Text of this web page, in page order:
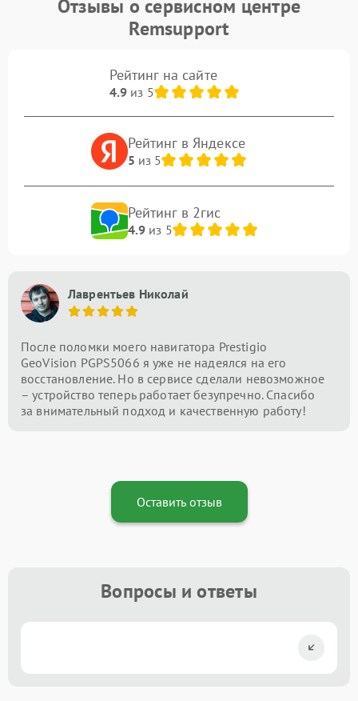
Отзывы о сервисном центре
Remsupport
Рейтинг на сайте
4.9из 5
Рейтинг в Яндексе
5 из 5
Рейтинг в 2гис
4.9из 5
Лаврентьев Николай
После поломки моего навигатора Prestigio
GeoVision PGPS5066 я уже не надеялся на его
восстановление. Но в сервисе сделали невозможное
– устройство теперь работает безупречно. Спасибо
за внимательный подход и качественную работу!
Оставить отзыв
Вопросы и ответы